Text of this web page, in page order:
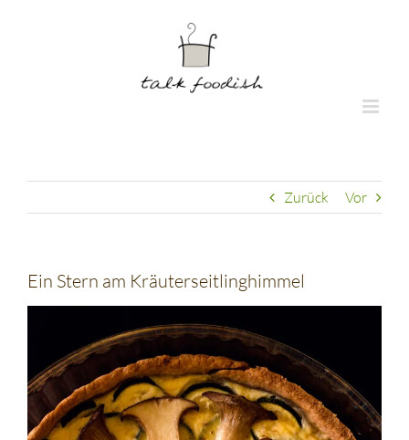
Zurück Vor
Ein Stern am Kräuterseitlinghimmel
grösseres
Bild